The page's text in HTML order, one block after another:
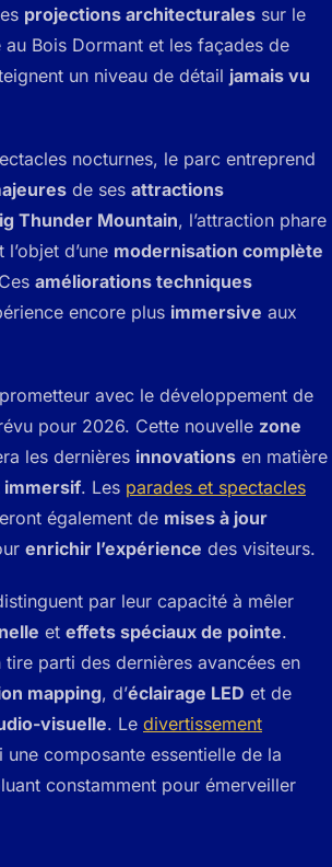
projections architecturales sur le
au Bois Dormant et les façades de
un niveau de détail jamais vu
nocturnes, le parc entreprend
de ses attractions
Thunder Mountain, l’attraction phare
d’une modernisation complète
améliorations techniques
encore plus immersive aux
avec le développement de
pour 2026. Cette nouvelle zone
les dernières innovations en matière
. Les parades et spectacles
également de mises à jour
enrichir l’expérience des visiteurs.
par leur capacité à mêler
et effets spéciaux de pointe.
parti des dernières avancées en
mapping, d’éclairage LED et de
visuelle. Le divertissement
une composante essentielle de la
constamment pour émerveiller